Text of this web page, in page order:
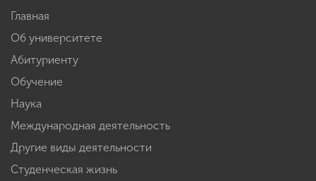
Главная
Об университете
Абитуриенту
Обучение
Наука
Международная деятельность
Другие виды деятельности
Студенческая жизнь